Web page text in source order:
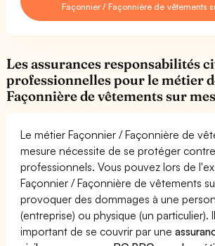
Façonnier / Façonnière de vêtements
Les assurances responsabilités
professionnelles pour le métier
Façonnière de vêtements sur
Le métier Façonnier / Façonnière de
mesure nécessite de se protéger
professionnels. Vous pouvez lors de
Façonnier / Façonnière de vêtements
provoquer des dommages à une
(entreprise) ou physique (un particulier).
important de se couvrir par une